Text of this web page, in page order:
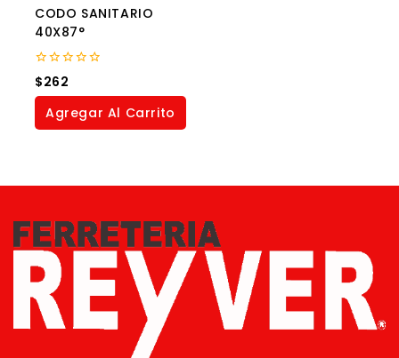
CODO SANITARIO
40X87°
0
out
of
$262
Agregar Al Carrito